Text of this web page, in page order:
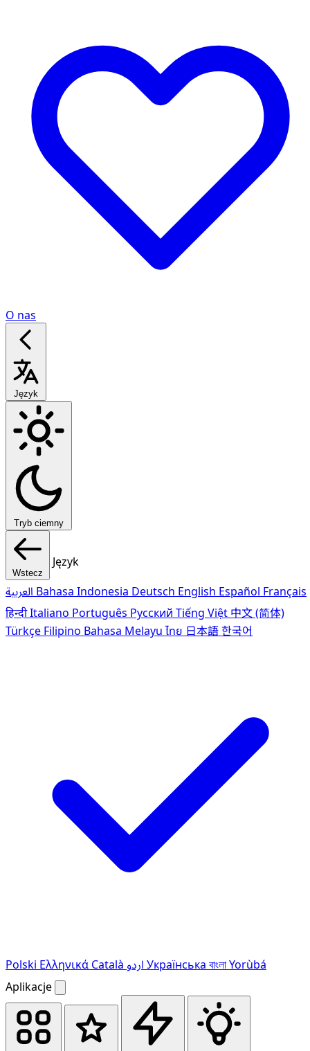
O nas
Język
Tryb ciemny
Wstecz
Język
Bahasa Indonesia Deutsch English Español Français
हिन्दीItaliano Português Pусский Tiếng Việt 中文 (简体)
Türkçe Filipino Bahasa Melayu ไทย 日本語한국어
Polski Ελληνικά Català Українська বাংলাYorùbá
Aplikacje